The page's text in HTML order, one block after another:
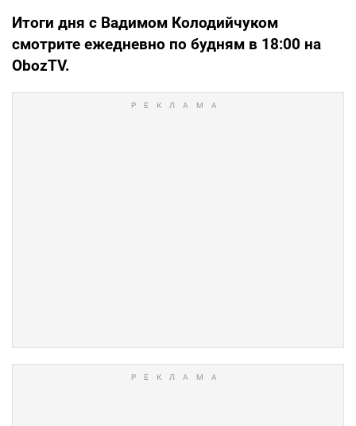
Итоги дня с Вадимом Колодийчуком
смотрите ежедневно по будням в 18:00 на
ObozTV.